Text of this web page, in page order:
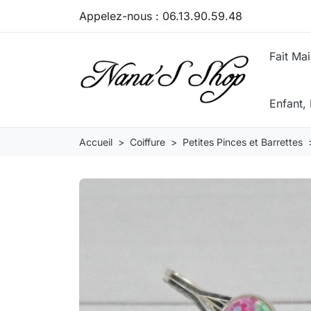
Appelez-nous : 06.13.90.59.48
Fait
Enfant,
Accueil Coiffure Petites Pinces et Barrettes